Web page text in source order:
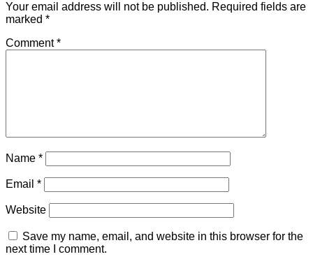
Your email address will not be published. Required fields are
marked *
Comment*
Name *
Email *
Website
Save my name, email, and website in this browser for the
next time I comment.